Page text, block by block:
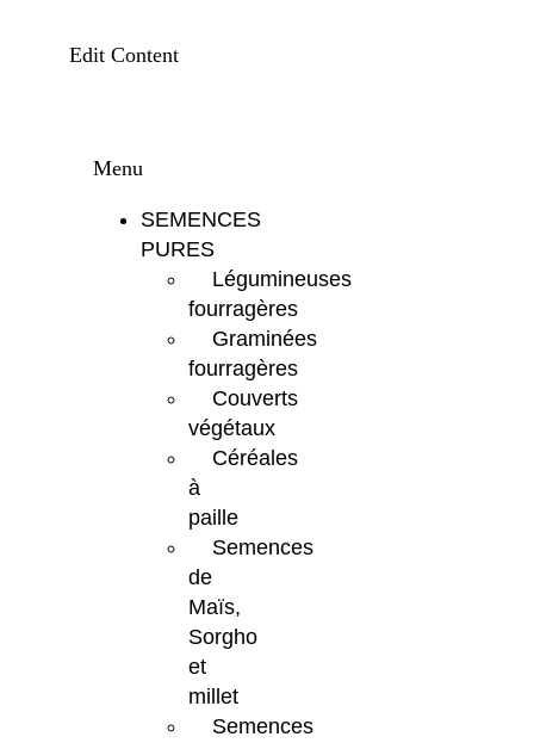
Edit Content
Menu
SEMENCES
PURES
Légumineuses
fourragères
Graminées
fourragères
Couverts
végétaux
Céréales
à
paille
Semences
de
Maïs,
Sorgho
et
millet
Semences